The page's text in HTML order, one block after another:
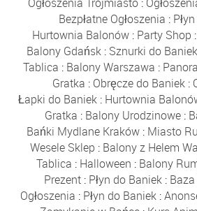
Bezpłatne Ogłoszenia :
Hurtownia Balonów : Party Shop :
Balony Gdańsk : Sznurki do Baniek
Tablica : Balony Warszawa :
Gratka : Obręcze do Baniek:
Łapki do Baniek: Hurtownia
Gratka : Balony Urodzinowe:
Bańki Mydlane Kraków : Miasto
Wesele Sklep : Balony z Helem
Tablica : Halloween : Balony
Prezent : Płyn do Baniek :
Ogłoszenia : Płyn do Baniek :